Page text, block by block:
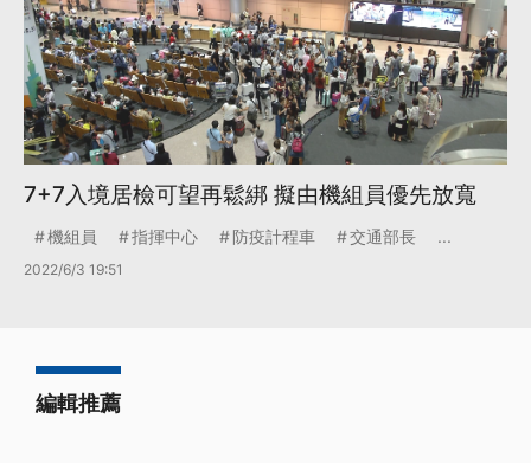
7+7入境居檢可望再鬆綁 擬由機組員優先放寬
機組員 指揮中心 防疫計程車 交通部長 ...
2022/6/3 19:51
編輯推薦